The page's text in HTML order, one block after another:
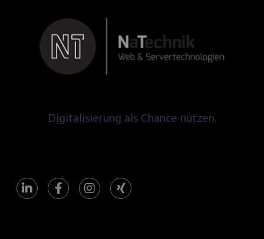
Digitalisierung als Chance nutzen.